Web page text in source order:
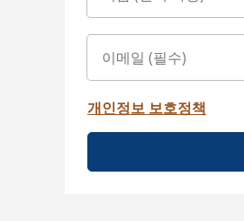
개인정보 보호정책